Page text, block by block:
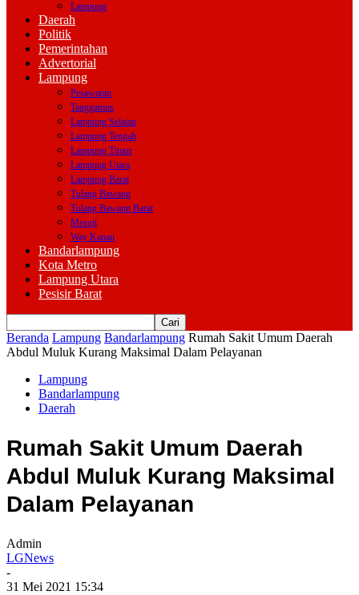
Lampung
Daerah
Politik
Pemerintahan
Advertorial
Lampung
Pesawaran
Tanggamus
Lampung Selatan
Lampung Tengah
Lampung Timur
Lampung Utara
Lampung Barat
Tulang Bawang
Tulang Bawang Barat
Mesuji
Way Kanan
Bandarlampung
Kota Metro
Lampung Utara
Pesisir Barat
Beranda Lampung Bandarlampung Rumah Sakit Umum Daerah
Abdul Muluk Kurang Maksimal Dalam Pelayanan
Lampung
Bandarlampung
Daerah
Rumah Sakit Umum Daerah
Abdul Muluk Kurang Maksimal
Dalam Pelayanan
Admin
LGNews
-
31 Mei 2021 15:34